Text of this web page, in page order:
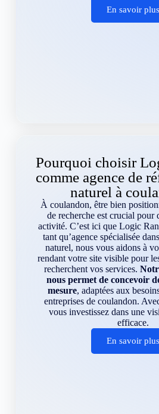
En savoir plus
Pourquoi choisir
comme agence de
naturel à
À coulandon, être bien
de recherche est crucial pour
activité. C’est ici que Logic
tant qu’agence spécialisée
naturel, nous vous aidons à
rendant votre site visible pour
recherchent vos services.
nous permet de concevoir
mesure, adaptées aux
entreprises de coulandon.
vous investissez dans une
efficace.
En savoir plus